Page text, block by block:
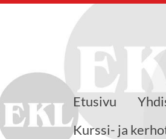
yhdistys
Etusivu
Kurssi- ja